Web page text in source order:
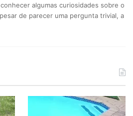
algumas curiosidades sobre o
de parecer uma pergunta trivial, a